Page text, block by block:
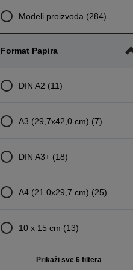
Modeli proizvoda (284)
Format Papira
DIN A2 (11)
A3 (29,7x42,0 cm) (7)
DIN A3+ (18)
A4 (21.0x29,7 cm) (25)
10 x 15 cm (13)
Prikaži sve 6 filtera